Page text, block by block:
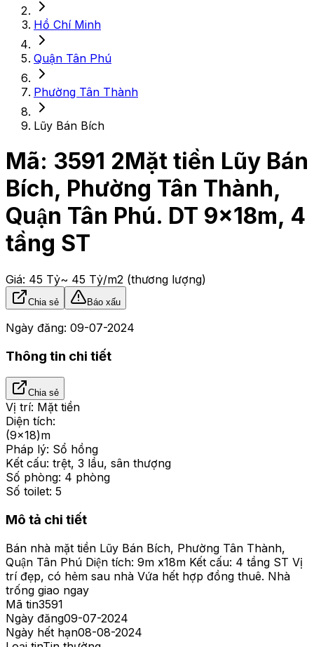
Hồ Chí Minh
Quận Tân Phú
Phường Tân Thành
Lũy Bán Bích
Mã: 3591 2Mặt tiền Lũy Bán
Bích, Phường Tân Thành,
Quận Tân Phú. DT 9x18m, 4
tầng ST
Giá: 45 Tỷ~ 45 Tỷ/m2 (thương lượng)
Chia sẻ Báo xấu
Ngày đăng: 09-07-2024
Thông tin chi tiết
Chia sẻ
Vị trí: Mặt tiền
Diện tích:
(9x18)m
Pháp lý: Sổ hồng
Kết cấu: trệt, 3 lầu, sân thượng
Số phòng: 4 phòng
Số toilet: 5
Mô tả chi tiết
Bán nhà mặt tiền Lũy Bán Bích, Phường Tân Thành,
Quận Tân Phú Diện tích: 9m x18m Kết cấu: 4 tầng ST Vị
trí đẹp, có hẻm sau nhà Vứa hết hợp đồng thuê. Nhà
trống giao ngay
Mã tin3591
Ngày đăng09-07-2024
Ngày hết hạn08-08-2024